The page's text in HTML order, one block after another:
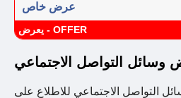
عرض خاص
يعرض - OFFER
وسائل التواصل الاجتماعي
التواصل الاجتماعي للاطلاع على